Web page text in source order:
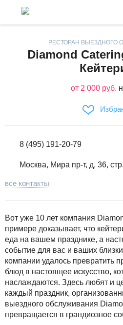
РЕСТОРАН ВЫЕЗДНОГО
Diamond
от 2 000 руб.
8 (495) 191-20-79
Москва, Мира пр-т, д. 36,
все контакты
Вот уже 10 лет компания
примере доказывает, что
еда на вашем празднике, а
событие для вас и ваших
компании удалось превратить
блюд в настоящее искусство,
наслаждаются. Здесь любят и
каждый праздник,
выездного обслуживания
превращается в грандиозное